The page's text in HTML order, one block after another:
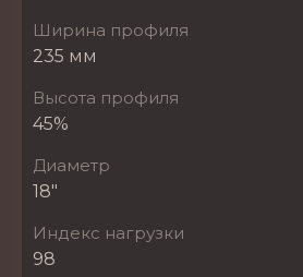
Ширина профиля
235 мм
Высота профиля
45%
Диаметр
18"
Индекс нагрузки
98